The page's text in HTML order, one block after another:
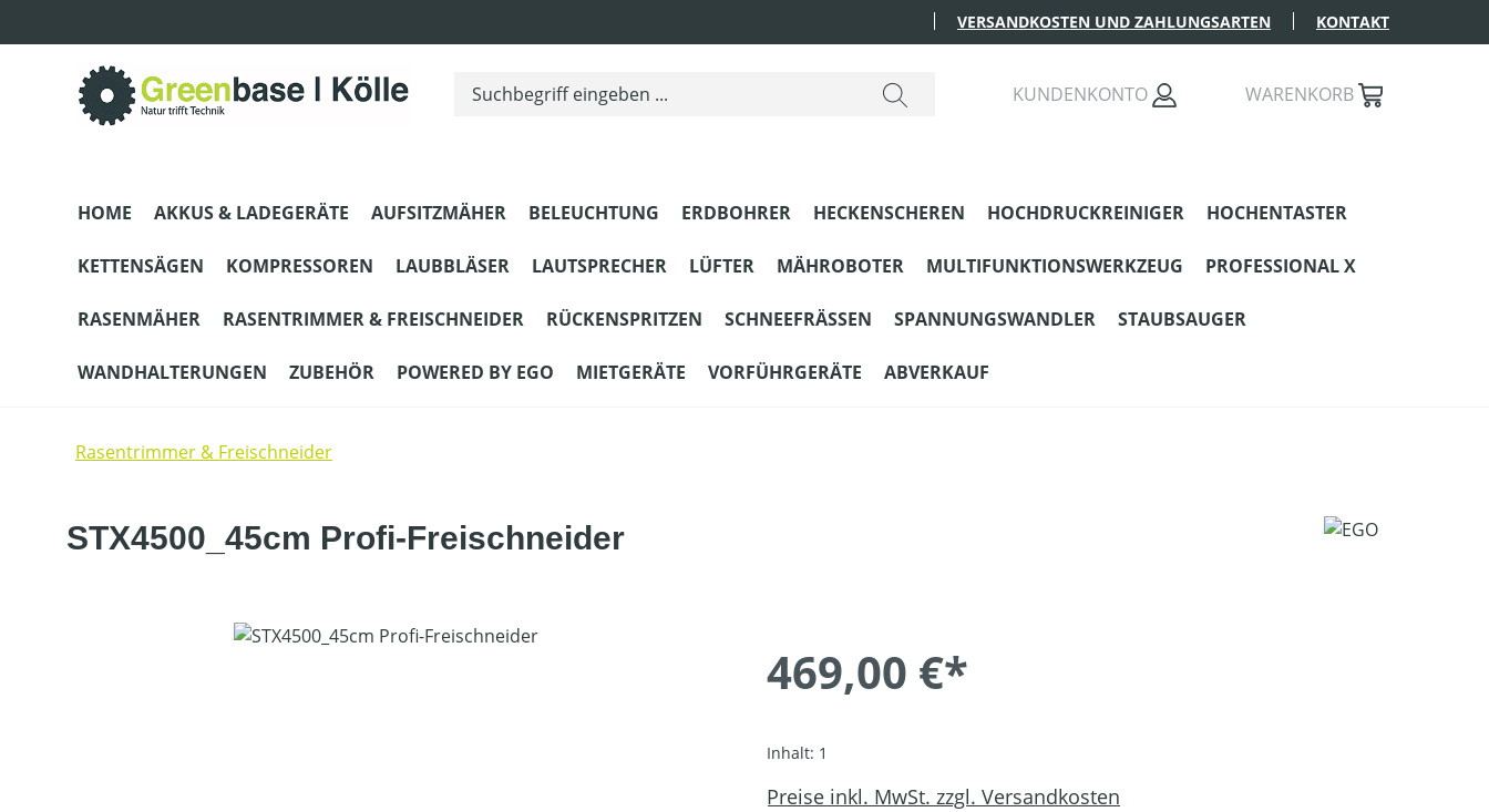
VERSANDKOSTEN UND ZAHLUNGSARTEN KONTAKT
KUNDENKONTO WARENKORB
HOME AKKUS & LADEGERÄTE AUFSITZMÄHER BELEUCHTUNG ERDBOHRER HECKENSCHEREN HOCHDRUCKREINIGER HOCHENTASTER
KETTENSÄGEN KOMPRESSOREN LAUBBLÄSER LAUTSPRECHER LÜFTER MÄHROBOTER MULTIFUNKTIONSWERKZEUG PROFESSIONAL X
RASENMÄHER RASENTRIMMER & FREISCHNEIDER RÜCKENSPRITZEN SCHNEEFRÄSSEN SPANNUNGSWANDLER STAUBSAUGER
WANDHALTERUNGEN ZUBEHÖR POWERED BY EGO MIETGERÄTE VORFÜHRGERÄTE ABVERKAUF
Rasentrimmer & Freischneider
STX4500_45cm Profi-Freischneider
Bildergalerie überspringen
469,00 €*
Inhalt: 1
Preise inkl. MwSt. zzgl. Versandkosten